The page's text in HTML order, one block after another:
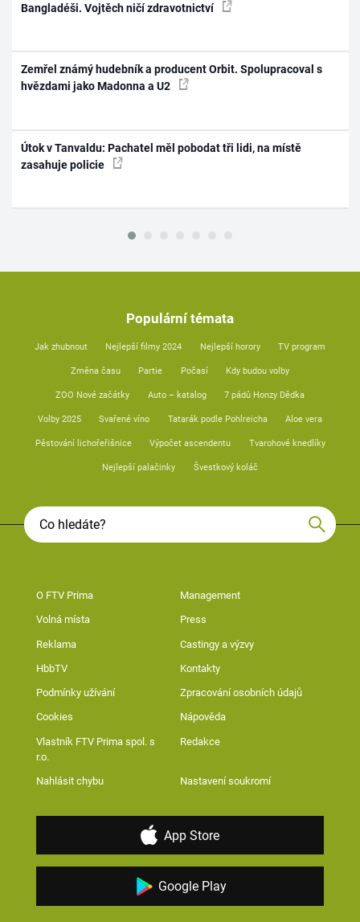
Bangladéši. Vojtěch ničí zdravotnictví
Zemřel známý hudebník a producent Orbit. Spolupracoval s
hvězdami jako Madonna a U2
Útok v Tanvaldu: Pachatel měl pobodat tři lidi, na místě
zasahuje policie
Populární témata
Jak zhubnout Nejlepší filmy 2024 Nejlepší horory TV program
Změna času Partie Počasí Kdy budou volby
ZOO Nové začátky Auto – katalog 7 pádů Honzy Dědka
Volby 2025 Svařené víno Tatarák podle Pohlreicha Aloe vera
Pěstování lichořeřišnice Výpočet ascendentu Tvarohové knedlíky
Nejlepší palačinky Švestkový koláč
O FTV Prima Management
Volná místa Press
Reklama Castingy a výzvy
HbbTV Kontakty
Podmínky užívání Zpracování osobních údajů
Cookies Nápověda
Vlastník FTV Prima spol. s
r.o.
Redakce
Nahlásit chybu Nastavení soukromí
App Store
Google Play